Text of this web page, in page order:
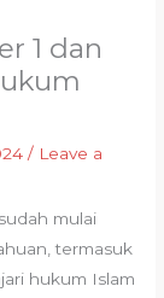
1 dan
/ Leave a
mulai
termasuk
hukum Islam